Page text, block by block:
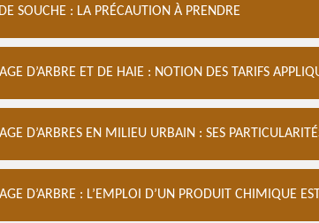
SOUCHE : LA PRÉCAUTION À PRENDRE
D’ARBRE ET DE HAIE : NOTION DES TARIFS
D’ARBRES EN MILIEU URBAIN : SES
D’ARBRE : L’EMPLOI D’UN PRODUIT CHIMIQUE